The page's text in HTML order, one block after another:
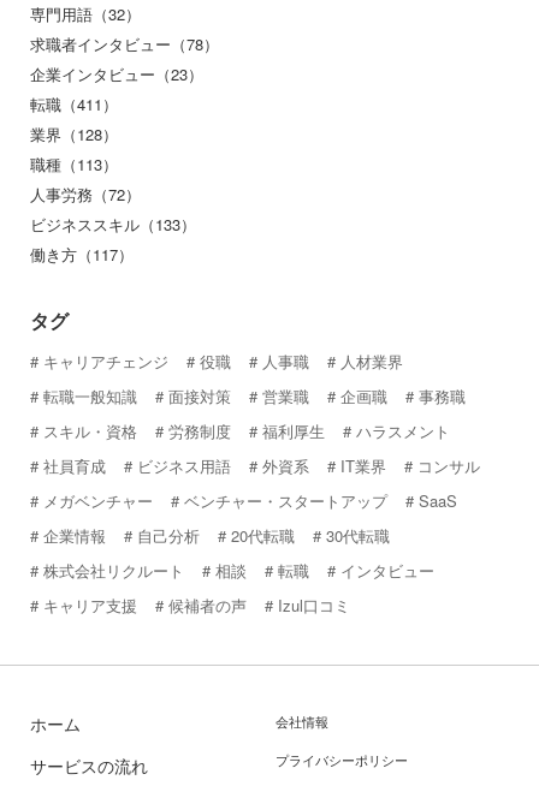
専門用語（32）
求職者インタビュー（78）
企業インタビュー（23）
転職（411）
業界（128）
職種（113）
人事労務（72）
ビジネススキル（133）
働き方（117）
タグ
キャリアチェンジ 役職 人事職
人材業界
転職一般知識
面接対策 営業職 企画職
事務職
スキル・資格
労務制度 福利厚生
ハラスメント
社員育成
ビジネス用語 外資系 IT業界
コンサル
メガベンチャー
ベンチャー・スタートアップ
SaaS
企業情報
自己分析 20代転職
30代転職
株式会社リクルート
相談 転職
インタビュー
キャリア支援
候補者の声 Izul口コミ
ホーム
サービスの流れ
会社情報
プライバシーポリシー